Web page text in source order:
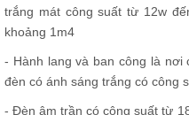
trắng mát công suất từ 12w
khoảng 1m4
- Hành lang và ban công là
đèn có ánh sáng trắng có công
- Đèn âm trần có công suất từ